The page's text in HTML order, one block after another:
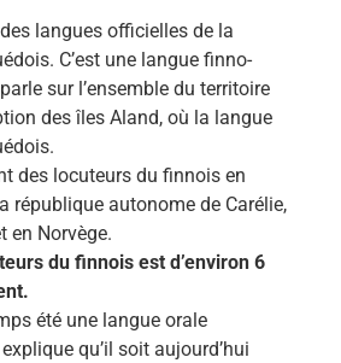
langues officielles de la
C’est une langue finno-
sur l’ensemble du territoire
des îles Aland, où la langue
des locuteurs du finnois en
république autonome de Carélie,
en Norvège.
du finnois est d’environ 6
été une langue orale
qu’il soit aujourd’hui